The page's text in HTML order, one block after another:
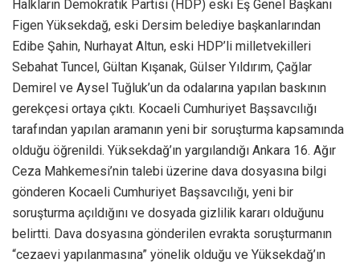
Halkların Demokratik Partisi (HDP) eski Eş Genel Başkanı
Figen Yüksekdağ, eski Dersim belediye başkanlarından
Edibe Şahin, Nurhayat Altun, eski HDP’li milletvekilleri
Sebahat Tuncel, Gültan Kışanak, Gülser Yıldırım, Çağlar
Demirel ve Aysel Tuğluk’un da odalarına yapılan baskının
gerekçesi ortaya çıktı. Kocaeli Cumhuriyet Başsavcılığı
tarafından yapılan aramanın yeni bir soruşturma kapsamında
olduğu öğrenildi. Yüksekdağ’ın yargılandığı Ankara 16. Ağır
Ceza Mahkemesi’nin talebi üzerine dava dosyasına bilgi
gönderen Kocaeli Cumhuriyet Başsavcılığı, yeni bir
soruşturma açıldığını ve dosyada gizlilik kararı olduğunu
belirtti. Dava dosyasına gönderilen evrakta soruşturmanın
“cezaevi yapılanmasına” yönelik olduğu ve Yüksekdağ’ın